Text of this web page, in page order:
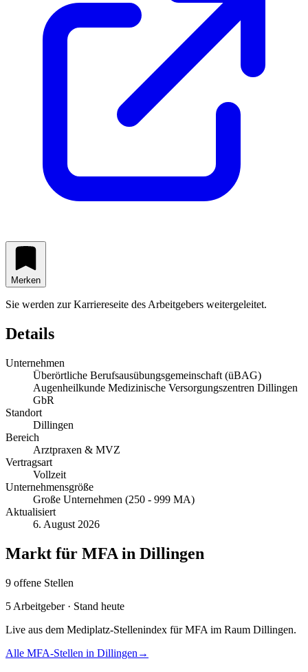
Merken
Sie werden zur Karriereseite des Arbeitgebers weitergeleitet.
Details
Unternehmen
Überörtliche Berufsausübungsgemeinschaft (üBAG)
Augenheilkunde Medizinische Versorgungszentren Dillingen
GbR
Standort
Dillingen
Bereich
Arztpraxen & MVZ
Vertragsart
Vollzeit
Unternehmensgröße
Große Unternehmen (250 - 999 MA)
Aktualisiert
6. August 2026
Markt für MFA in Dillingen
9 offene Stellen
5 Arbeitgeber · Stand heute
Live aus dem Mediplatz-Stellenindex fürMFA im Raum Dillingen.
Alle MFA-Stellen in Dillingen →